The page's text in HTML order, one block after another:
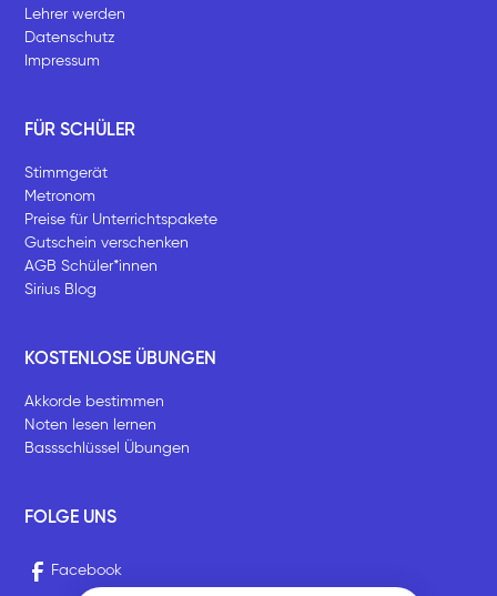
Lehrer werden
Datenschutz
Impressum
FÜR SCHÜLER
Stimmgerät
Metronom
Preise für Unterrichtspakete
Gutschein verschenken
AGB Schüler*innen
Sirius Blog
KOSTENLOSE ÜBUNGEN
Akkorde bestimmen
Noten lesen lernen
Bassschlüssel Übungen
FOLGE UNS
Facebook